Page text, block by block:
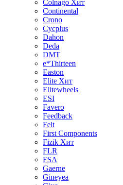
Colnago Хит
Continental
Crono
Cycplus
Dahon
Deda
DMT
e*Thirteen
Easton
Elite Хит
Elitewheels
ESI
Favero
Feedback
Felt
First Components
Fizik Хит
FLR
FSA
Gaerne
Gineyea